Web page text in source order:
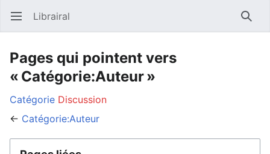
Ouvrir le menu principal Librairal
Pages qui pointent vers
« Catégorie:Auteur »
Catégorie Discussion
← Catégorie:Auteur